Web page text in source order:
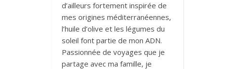
d’ailleurs fortement inspirée de
mes origines méditerranéennes,
l’huile d’olive et les légumes du
soleil font partie de mon ADN.
Passionnée de voyages que je
partage avec ma famille, je